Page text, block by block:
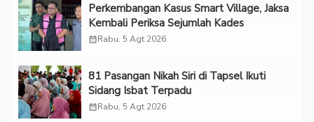
Perkembangan Kasus Smart Village, Jaksa
Kembali Periksa Sejumlah Kades
calendar_monthRabu, 5 Agt 2026
81 Pasangan Nikah Siri di Tapsel Ikuti
Sidang Isbat Terpadu
calendar_monthRabu, 5 Agt 2026